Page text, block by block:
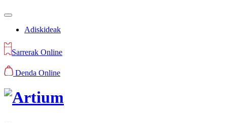
Adiskideak
Sarrerak Online
Denda Online